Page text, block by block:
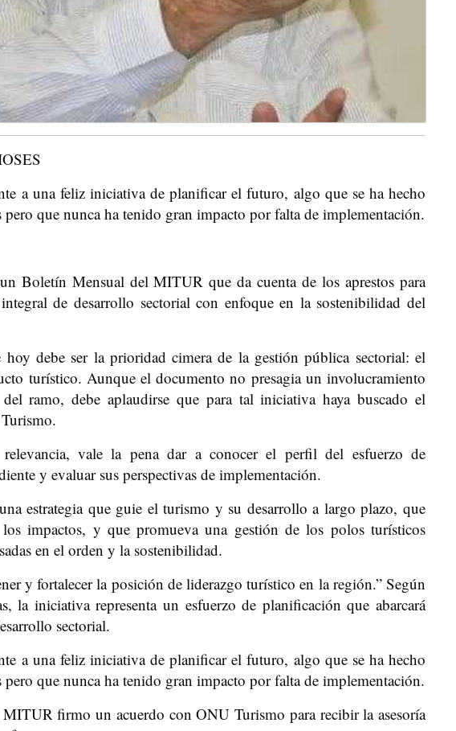
a una feliz iniciativa de planificar el futuro, algo que se ha hecho
pero que nunca ha tenido gran impacto por falta de implementación.
Boletín Mensual del MITUR que da cuenta de los aprestos para
de desarrollo sectorial con enfoque en la sostenibilidad del
debe ser la prioridad cimera de la gestión pública sectorial: el
turístico. Aunque el documento no presagia un involucramiento
ramo, debe aplaudirse que para tal iniciativa haya buscado el
vale la pena dar a conocer el perfil del esfuerzo de
y evaluar sus perspectivas de implementación.
estrategia que guie el turismo y su desarrollo a largo plazo, que
impactos, y que promueva una gestión de los polos turísticos
en el orden y la sostenibilidad.
y fortalecer la posición de liderazgo turístico en la región.” Según
la iniciativa representa un esfuerzo de planificación que abarcará
sectorial.
a una feliz iniciativa de planificar el futuro, algo que se ha hecho
pero que nunca ha tenido gran impacto por falta de implementación.
firmo un acuerdo con ONU Turismo para recibir la asesoría